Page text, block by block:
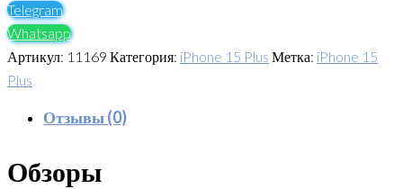
Telegram
Whatsapp
Артикул: 11169 Категория: iPhone 15 Plus Метка: iPhone 15
Plus
Отзывы (0)
Обзоры